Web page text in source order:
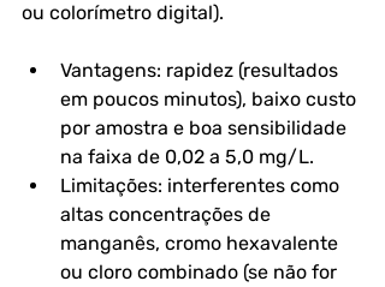
ou colorímetro digital).
Vantagens: rapidez (resultados
em poucos minutos), baixo custo
por amostra e boa sensibilidade
na faixa de 0,02 a 5,0 mg/L.
Limitações: interferentes como
altas concentrações de
manganês, cromo hexavalente
ou cloro combinado (se não for